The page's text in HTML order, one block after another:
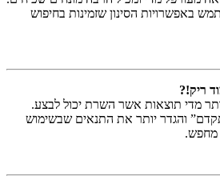
באפשרויות הסינון שזמינות בחיפוש
ריק!?
מדי תוצאות אשר השרת יכול לבצע.
והגדר יותר את התנאים שבשימוש
מחפש.